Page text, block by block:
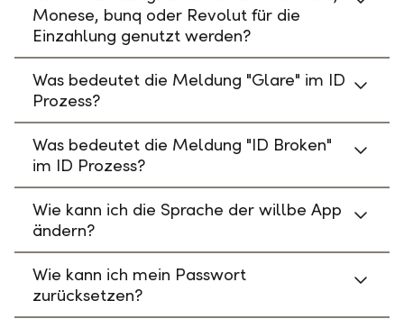
Monese, bunq oder Revolut für die
Einzahlung genutzt werden?
Was bedeutet die Meldung "Glare" im ID
Prozess?
Was bedeutet die Meldung "ID Broken"
im ID Prozess?
Wie kann ich die Sprache der willbe App
ändern?
Wie kann ich mein Passwort
zurücksetzen?